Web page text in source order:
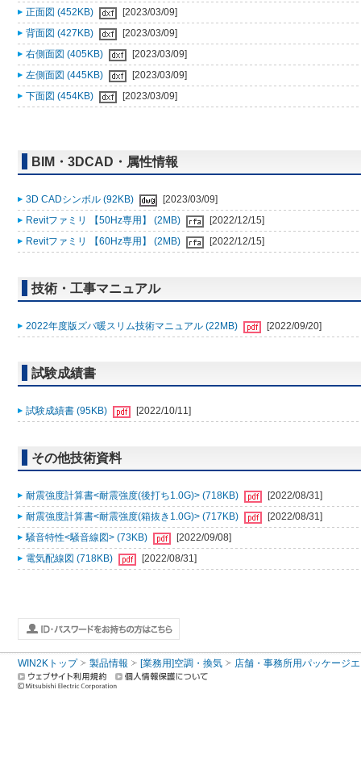
正面図 (452KB)
[2023/03/09]
背面図 (427KB)
[2023/03/09]
右側面図 (405KB)
[2023/03/09]
左側面図 (445KB)
[2023/03/09]
下面図 (454KB)
[2023/03/09]
BIM・3DCAD・属性情報
3D CADシンボル (92KB)
[2023/03/09]
Revitファミリ 【50Hz専用】 (2MB)
[2022/12/15]
Revitファミリ 【60Hz専用】 (2MB)
[2022/12/15]
技術・工事マニュアル
2022年度版ズバ暖スリム技術マニュアル (22MB) [2022/09/20]
試験成績書
試験成績書 (95KB) [2022/10/11]
その他技術資料
耐震強度計算書<耐震強度(後打ち1.0G)> (718KB)
[2022/08/31]
耐震強度計算書<耐震強度(箱抜き1.0G)> (717KB)
[2022/08/31]
騒音特性<騒音線図> (73KB)
[2022/09/08]
電気配線図 (718KB)
[2022/08/31]
WIN2Kトップ 製品情報 [業務用]空調・換気 店舗・事務所用パッケージ